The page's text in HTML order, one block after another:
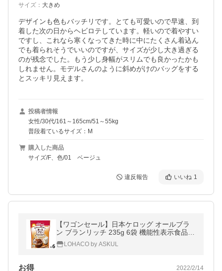
サイズ ： 大きめ
デザインも色もバッチリです。とても可愛いので早速、到
着した次の日からヘビロテしています。軽いので着やすい
ですし、これなら寒くなってきた時に中にたくさん着込ん
でも着られそうでいいのですが、サイズが少し大き過ぎる
のが残念でした。もう少し身幅がスリムでも良かったかも
しれません。モデルさんのように斜めがけのバッグをする
とスッキリ見えます。
投稿者情報
女性/30代/161～165cm/51～55kg
普段着ているサイズ：M
購入した商品
サイズ/F、色/01 ベージュ
違反報告 いいね 1
【ワゴンセール】日本ケロッグ オールブラ
ン ブランリッチ 235g 6袋 機能性表示食品
シリアル
LOHACO by ASKUL
お得 2022/2/14